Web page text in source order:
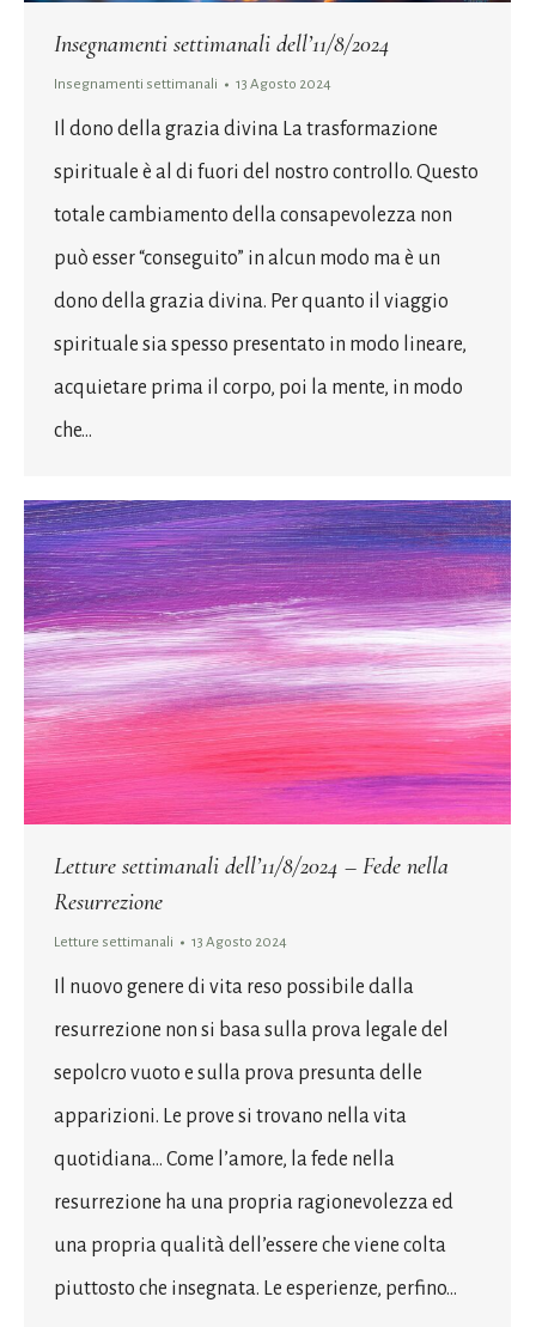
Insegnamenti settimanali dell’11/8/2024
Insegnamenti settimanali 13 Agosto 2024
Il dono della grazia divina La trasformazione
spirituale è al di fuori del nostro controllo. Questo
totale cambiamento della consapevolezza non
può esser “conseguito” in alcun modo ma è un
dono della grazia divina. Per quanto il viaggio
spirituale sia spesso presentato in modo lineare,
acquietare prima il corpo, poi la mente, in modo
che…
Letture settimanali dell’11/8/2024 – Fede nella
Resurrezione
Letture settimanali 13 Agosto 2024
Il nuovo genere di vita reso possibile dalla
resurrezione non si basa sulla prova legale del
sepolcro vuoto e sulla prova presunta delle
apparizioni. Le prove si trovano nella vita
quotidiana… Come l’amore, la fede nella
resurrezione ha una propria ragionevolezza ed
una propria qualità dell’essere che viene colta
piuttosto che insegnata. Le esperienze, perfino…